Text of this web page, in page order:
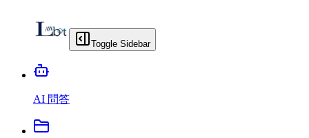
Toggle Sidebar
AI 問答